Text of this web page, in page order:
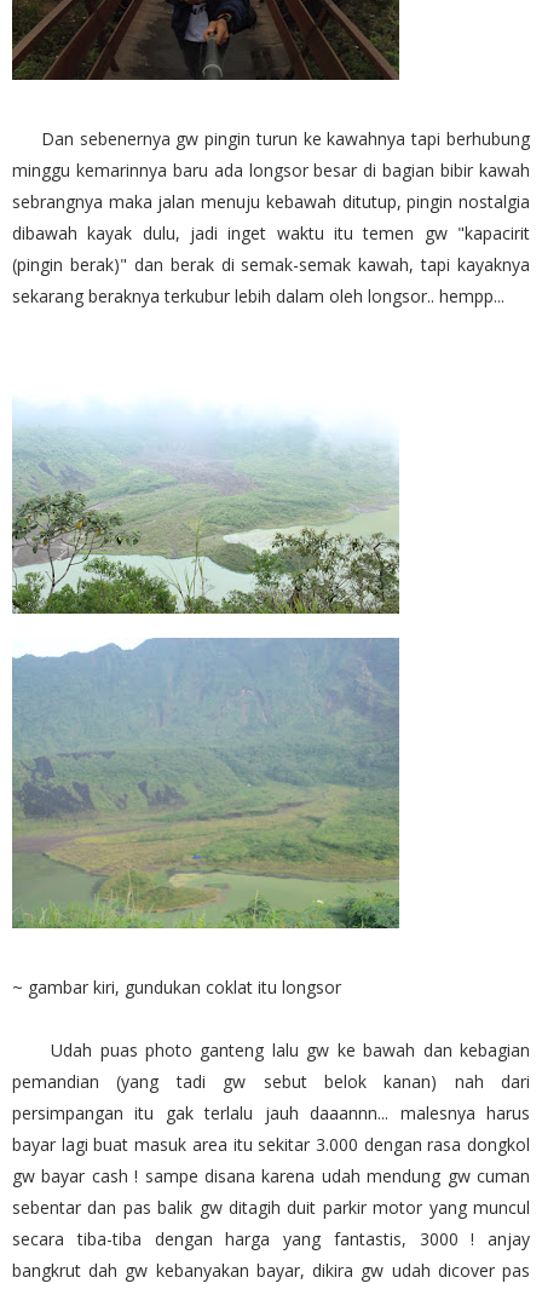
Dan sebenernya gw pingin turun ke kawahnya tapi berhubung
minggu kemarinnya baru ada longsor besar di bagian bibir kawah
sebrangnya maka jalan menuju kebawah ditutup, pingin nostalgia
dibawah kayak dulu, jadi inget waktu itu temen gw "kapacirit
(pingin berak)" dan berak di semak-semak kawah, tapi kayaknya
sekarang beraknya terkubur lebih dalam oleh longsor.. hempp...
~ gambar kiri, gundukan coklat itu longsor
Udah puas photo ganteng lalu gw ke bawah dan kebagian
pemandian (yang tadi gw sebut belok kanan) nah dari
persimpangan itu gak terlalu jauh daaannn... malesnya harus
bayar lagi buat masuk area itu sekitar 3.000 dengan rasa dongkol
gw bayar cash ! sampe disana karena udah mendung gw cuman
sebentar dan pas balik gw ditagih duit parkir motor yang muncul
secara tiba-tiba dengan harga yang fantastis, 3000 ! anjay
bangkrut dah gw kebanyakan bayar, dikira gw udah dicover pas